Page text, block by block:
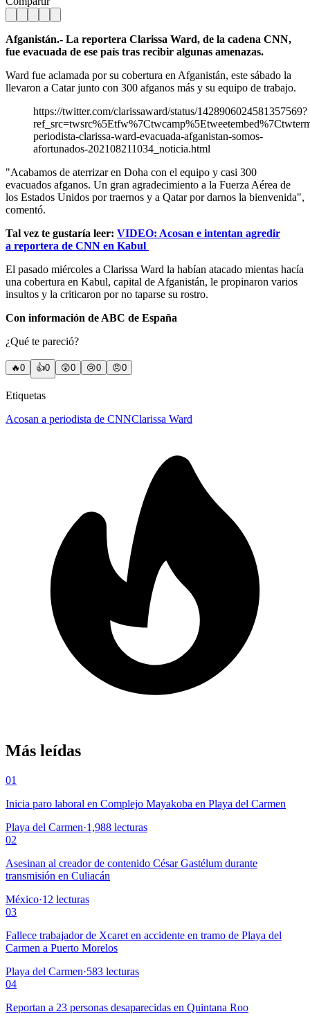
Afganistán.- La reportera Clarissa Ward, de la cadena CNN,
fue evacuada de ese país tras recibir algunas amenazas.
Ward fue aclamada por su cobertura en Afganistán, este sábado la
llevaron a Catar junto con 300 afganos más y su equipo de trabajo.
https://twitter.com/clarissaward/status/1428906024581357569?
periodista-clarissa-ward-evacuada-afganistan-somos-
afortunados-202108211034_noticia.html
"Acabamos de aterrizar en Doha con el equipo y casi 300
evacuados afganos. Un gran agradecimiento a la Fuerza Aérea de
los Estados Unidos por traernos y a Qatar por darnos la bienvenida",
comentó.
Tal vez te gustaría leer: VIDEO: Acosan e intentan agredir
a reportera de CNN en Kabul
El pasado miércoles a Clarissa Ward la habían atacado mientas hacía
una cobertura en Kabul, capital de Afganistán, le propinaron varios
insultos y la criticaron por no taparse su rostro.
Con información de ABC de España
¿Qué te pareció?
🔥0 👍0 😲0 😢0 😠0
Etiquetas
Acosan a periodista de CNNClarissa Ward
Más leídas
01
Inicia paro laboral en Complejo Mayakoba en Playa del Carmen
Playa del Carmen·1,988 lecturas
02
Asesinan al creador de contenido César Gastélum durante
transmisión en Culiacán
México·12 lecturas
03
Fallece trabajador de Xcaret en accidente en tramo de Playa del
Carmen a Puerto Morelos
Playa del Carmen·583 lecturas
04
Reportan a 23 personas desaparecidas en Quintana Roo